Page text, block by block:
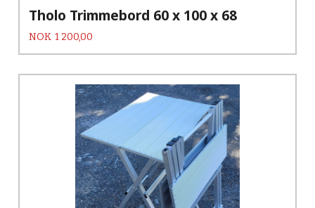
Tholo Trimmebord 60 x 100 x 68
Pris
NOK 1 200,00